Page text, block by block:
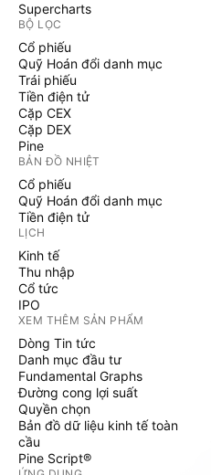
Supercharts
BỘ LỌC
Cổ phiếu
Quỹ Hoán đổi danh mục
Trái phiếu
Tiền điện tử
Cặp CEX
Cặp DEX
Pine
BẢN ĐỒ NHIỆT
Cổ phiếu
Quỹ Hoán đổi danh mục
Tiền điện tử
LỊCH
Kinh tế
Thu nhập
Cổ tức
IPO
XEM THÊM SẢN PHẨM
Dòng Tin tức
Danh mục đầu tư
Fundamental Graphs
Đường cong lợi suất
Quyền chọn
Bản đồ dữ liệu kinh tế toàn
cầu
Pine Script®